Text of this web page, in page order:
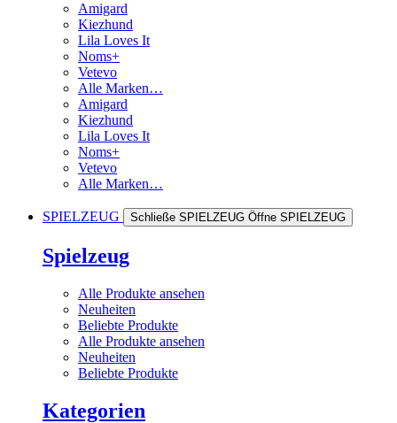
Amigard
Kiezhund
Lila Loves It
Noms+
Vetevo
Alle Marken…
Amigard
Kiezhund
Lila Loves It
Noms+
Vetevo
Alle Marken…
SPIELZEUG Schließe SPIELZEUG Öffne SPIELZEUG
Spielzeug
Alle Produkte ansehen
Neuheiten
Beliebte Produkte
Alle Produkte ansehen
Neuheiten
Beliebte Produkte
Kategorien